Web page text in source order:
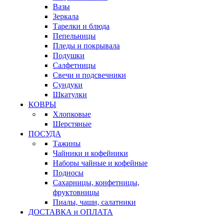
Вазы
Зеркала
Тарелки и блюда
Пепельницы
Пледы и покрывала
Подушки
Салфетницы
Свечи и подсвечники
Сундуки
Шкатулки
КОВРЫ
Хлопковые
Шерстяные
ПОСУДА
Тажины
Чайники и кофейники
Наборы чайные и кофейные
Подносы
Сахарницы, конфетницы,
фруктовницы
Пиалы, чаши, салатники
ДОСТАВКА и ОПЛАТА